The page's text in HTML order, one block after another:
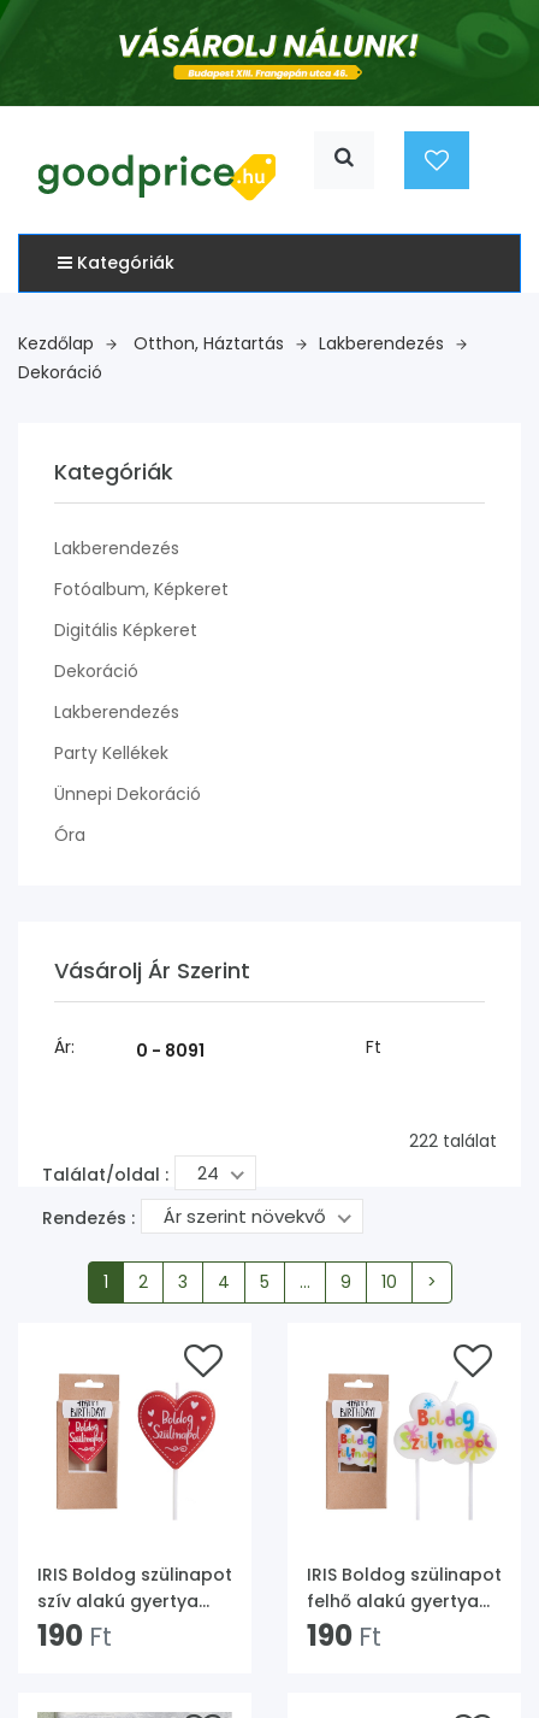
Kategóriák
Kezdőlap Otthon, Háztartás
Lakberendezés
Dekoráció
Kategóriák
Lakberendezés
Fotóalbum, Képkeret
Digitális Képkeret
Dekoráció
Lakberendezés
Party Kellékek
Ünnepi Dekoráció
Óra
Vásárolj Ár Szerint
Ár: Ft
222 találat
Találat/oldal :
24
Rendezés : Ár szerint növekvő
1 2 3 4 5 ... 9 10 >
IRIS Boldog szülinapot
szív alakú gyertya
dobozban
190 Ft
IRIS Boldog szülinapot
felhő alakú gyertya
dobozban
190 Ft